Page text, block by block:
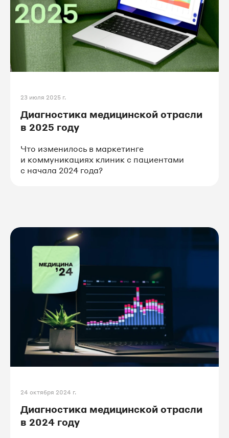
#интернет_маркетинг
#колл_центр #туризм
23 июля 2025 г.
Диагностика медицинской отрасли
в 2025 году
Что изменилось в маркетинге
и коммуникациях клиник с пациентами
с начала 2024 года?
24 октября 2024 г.
Диагностика медицинской отрасли
в 2024 году